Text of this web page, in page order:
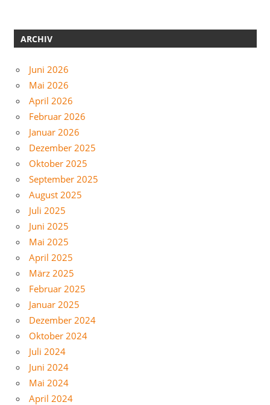
ARCHIV
Juni 2026
Mai 2026
April 2026
Februar 2026
Januar 2026
Dezember 2025
Oktober 2025
September 2025
August 2025
Juli 2025
Juni 2025
Mai 2025
April 2025
März 2025
Februar 2025
Januar 2025
Dezember 2024
Oktober 2024
Juli 2024
Juni 2024
Mai 2024
April 2024